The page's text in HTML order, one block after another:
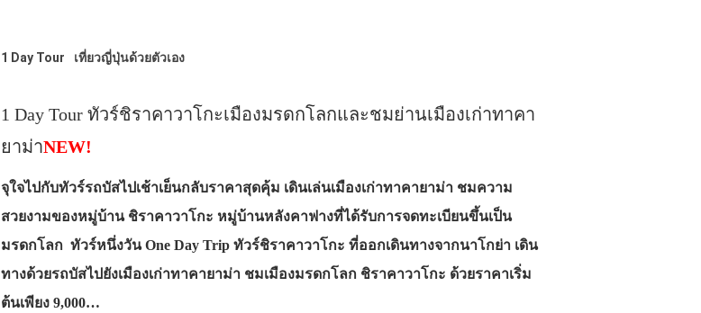
1 Day Tour เที่ยวญี่ปุ่นด้วยตัวเอง
1 Day Tour ทัวร์ชิราคาวาโกะเมืองมรดกโลกและชมย่านเมืองเก่าทาคา
ยาม่าNEW!
จุใจไปกับทัวร์รถบัสไปเช้าเย็นกลับราคาสุดคุ้ม เดินเล่นเมืองเก่าทาคายาม่า ชมความ
สวยงามของหมู่บ้าน ชิราคาวาโกะ หมู่บ้านหลังคาฟางที่ได้รับการจดทะเบียนขึ้นเป็น
มรดกโลก ทัวร์หนึ่งวัน One Day Trip ทัวร์ชิราคาวาโกะ ที่ออกเดินทางจากนาโกย่า เดิน
ทางด้วยรถบัสไปยังเมืองเก่าทาคายาม่า ชมเมืองมรดกโลก ชิราคาวาโกะ ด้วยราคาเริ่ม
ต้นเพียง 9,000…